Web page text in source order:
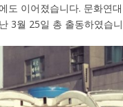
도 이어졌습니다. 문화연
3월 25일 총 출동하였습